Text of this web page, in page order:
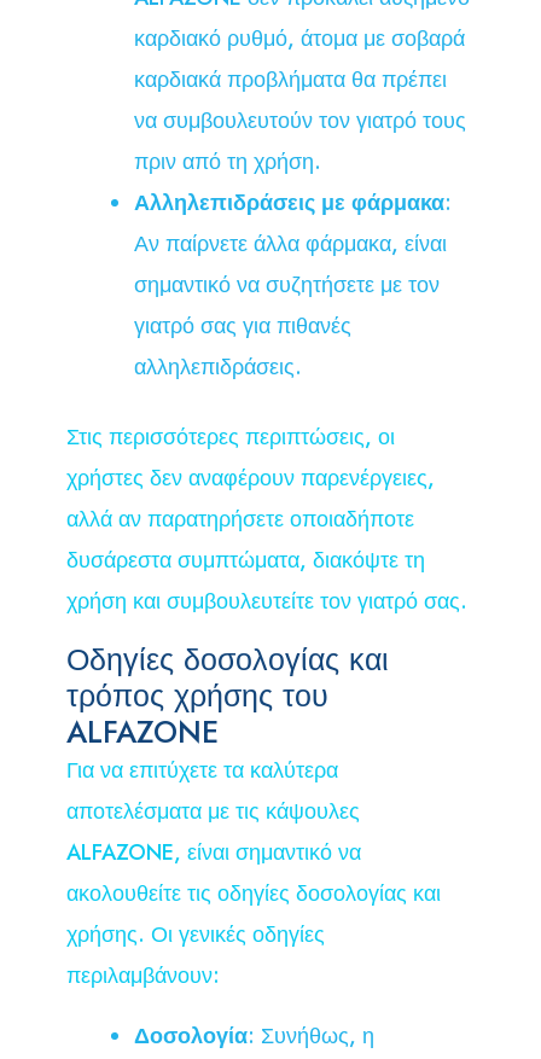
καρδιακό ρυθμό, άτομα με σοβαρά
καρδιακά προβλήματα θα πρέπει
να συμβουλευτούν τον γιατρό τους
πριν από τη χρήση.
Αλληλεπιδράσεις με φάρμακα:
Αν παίρνετε άλλα φάρμακα, είναι
σημαντικό να συζητήσετε με τον
γιατρό σας για πιθανές
αλληλεπιδράσεις.
Στις περισσότερες περιπτώσεις, οι
χρήστες δεν αναφέρουν παρενέργειες,
αλλά αν παρατηρήσετε οποιαδήποτε
δυσάρεστα συμπτώματα, διακόψτε τη
χρήση και συμβουλευτείτε τον γιατρό σας.
Οδηγίες δοσολογίας και
τρόπος χρήσης του
ALFAZONE
Για να επιτύχετε τα καλύτερα
αποτελέσματα με τις κάψουλες
ALFAZONE, είναι σημαντικό να
ακολουθείτε τις οδηγίες δοσολογίας και
χρήσης. Οι γενικές οδηγίες
περιλαμβάνουν:
Δοσολογία: Συνήθως, η